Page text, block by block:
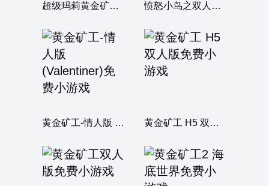
超级玛莉黄金矿工版 愤怒小鸟之双人捕鱼无敌版
黄金矿工-情人版 (Valentiner) 黄金矿工 H5 双人版